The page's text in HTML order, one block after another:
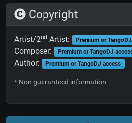
Copyright
Artist/2nd Artist: Premium or
Composer: Premium or TangoDJ
Author: Premium or TangoDJ access
* Non guaranteed information